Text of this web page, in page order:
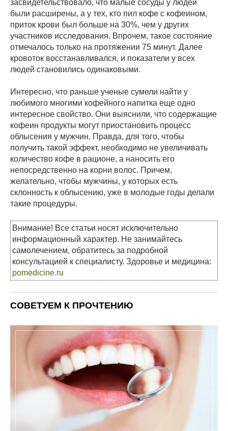
засвидетельствовало, что малые сосуды у людей
были расширены, а у тех, кто пил кофе с кофеином,
приток крови был больше на 30%, чем у других
участников исследования. Впрочем, такое состояние
отмечалось только на протяжении 75 минут. Далее
кровоток восстанавливался, и показатели у всех
людей становились одинаковыми.
Интересно, что раньше ученые сумели найти у
любимого многими кофейного напитка еще одно
интересное свойство. Они выяснили, что содержащие
кофеин продукты могут приостановить процесс
облысения у мужчин. Правда, для того, чтобы
получить такой эффект, необходимо не увеличивать
количество кофе в рационе, а наносить его
непосредственно на корни волос. Причем,
желательно, чтобы мужчины, у которых есть
склонность к облысению, уже в молодые годы делали
такие процедуры.
Внимание! Все статьи носят исключительно
информационный характер. Не занимайтесь
самолечением, обратитесь за подробной
консультацией к специалисту. Здоровье и медицина:
pomedicine.ru
СОВЕТУЕМ К ПРОЧТЕНИЮ